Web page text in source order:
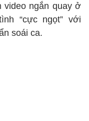
video ngắn quay ở
“cực ngọt” với
soái ca.